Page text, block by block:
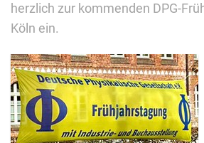
herzlich zur kommenden DPG-
Köln ein.